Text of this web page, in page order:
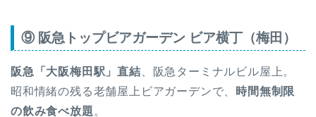
⑨ 阪急トップビアガーデン ビア横丁（梅田）
阪急「大阪梅田駅」直結、阪急ターミナルビル屋上。
昭和情緒の残る老舗屋上ビアガーデンで、 時間無制限
の飲み食べ放題。